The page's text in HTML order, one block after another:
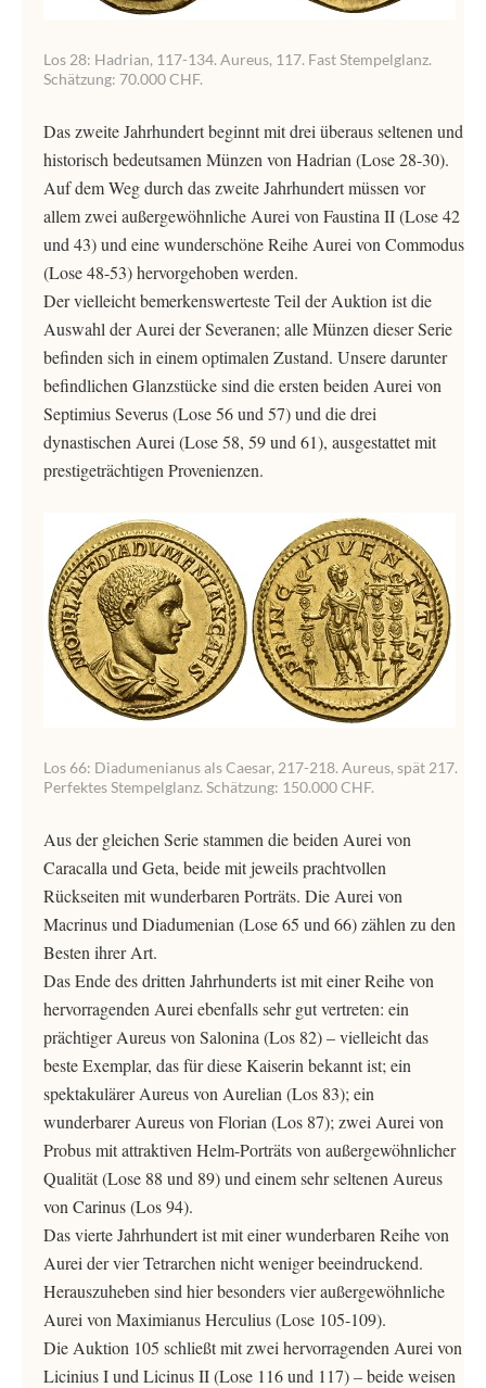
Los 28: Hadrian, 117-134. Aureus, 117. Fast Stempelglanz.
Schätzung: 70.000 CHF.
Das zweite Jahrhundert beginnt mit drei überaus seltenen und
historisch bedeutsamen Münzen von Hadrian (Lose 28-30).
Auf dem Weg durch das zweite Jahrhundert müssen vor
allem zwei außergewöhnliche Aurei von Faustina II (Lose 42
und 43) und eine wunderschöne Reihe Aurei von Commodus
(Lose 48-53) hervorgehoben werden.
Der vielleicht bemerkenswerteste Teil der Auktion ist die
Auswahl der Aurei der Severanen; alle Münzen dieser Serie
befinden sich in einem optimalen Zustand. Unsere darunter
befindlichen Glanzstücke sind die ersten beiden Aurei von
Septimius Severus (Lose 56 und 57) und die drei
dynastischen Aurei (Lose 58, 59 und 61), ausgestattet mit
prestigeträchtigen Provenienzen.
Los 66: Diadumenianus als Caesar, 217-218. Aureus, spät 217.
Perfektes Stempelglanz. Schätzung: 150.000 CHF.
Aus der gleichen Serie stammen die beiden Aurei von
Caracalla und Geta, beide mit jeweils prachtvollen
Rückseiten mit wunderbaren Porträts. Die Aurei von
Macrinus und Diadumenian (Lose 65 und 66) zählen zu den
Besten ihrer Art.
Das Ende des dritten Jahrhunderts ist mit einer Reihe von
hervorragenden Aurei ebenfalls sehr gut vertreten: ein
prächtiger Aureus von Salonina (Los 82) – vielleicht das
beste Exemplar, das für diese Kaiserin bekannt ist; ein
spektakulärer Aureus von Aurelian (Los 83); ein
wunderbarer Aureus von Florian (Los 87); zwei Aurei von
Probus mit attraktiven Helm-Porträts von außergewöhnlicher
Qualität (Lose 88 und 89) und einem sehr seltenen Aureus
von Carinus (Los 94).
Das vierte Jahrhundert ist mit einer wunderbaren Reihe von
Aurei der vier Tetrarchen nicht weniger beeindruckend.
Herauszuheben sind hier besonders vier außergewöhnliche
Aurei von Maximianus Herculius (Lose 105-109).
Die Auktion 105 schließt mit zwei hervorragenden Aurei von
Licinius I und Licinus II (Lose 116 und 117) – beide weisen